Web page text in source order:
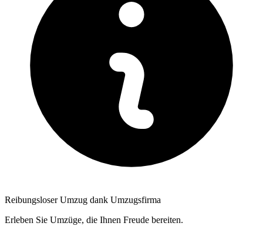
Reibungsloser Umzug dank Umzugsfirma
Erleben Sie Umzüge, die Ihnen Freude bereiten.